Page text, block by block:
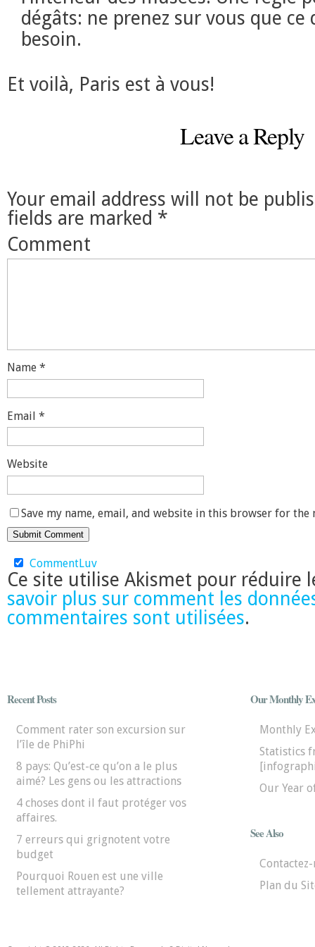
dégâts: ne prenez sur vous que ce
besoin.
Et voilà, Paris est à vous!
Leave a Reply
Your email address will not be
fields are marked *
Comment
Name *
Email *
Website
Save my name, email, and website in this browser for the
CommentLuv
Ce site utilise Akismet pour réduire
savoir plus sur comment les
commentaires sont utilisées.
Recent Posts
Comment rater son excursion sur
l’île de PhiPhi
8 pays: Qu’est-ce qu’on a le plus
aimé? Les gens ou les attractions
4 choses dont il faut protéger vos
affaires.
7 erreurs qui grignotent votre
budget
Pourquoi Rouen est une ville
tellement attrayante?
Our Monthly
Monthly
Statistics
Our Year
See Also
Plan du